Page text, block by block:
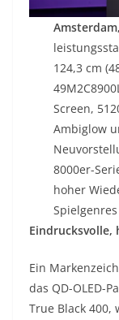
124,3 cm
Screen,
Ambiglow
8000er-
hoher
Eindrucksvolle,
Ein
das QD-OLED-
True Black